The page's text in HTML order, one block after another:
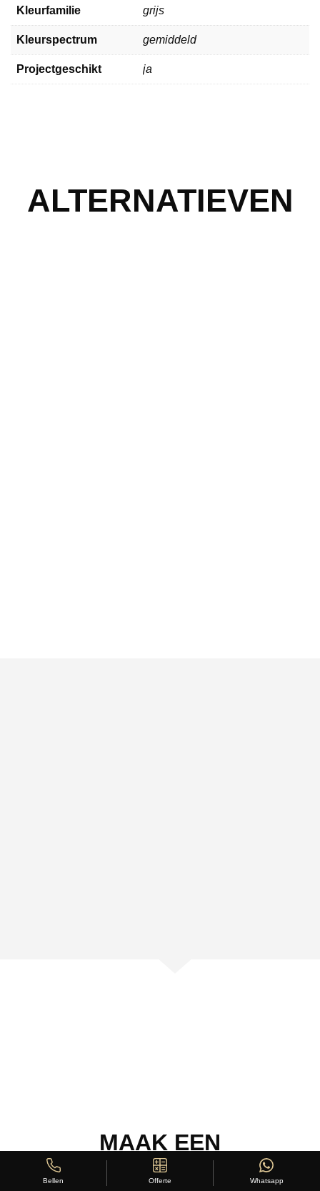
Kleurfamilie grijs
Kleurspectrum gemiddeld
Projectgeschikt ja
ALTERNATIEVEN
MAAK EEN
SHOWROOMAFSPRAAK
Bellen Offerte Whatsapp